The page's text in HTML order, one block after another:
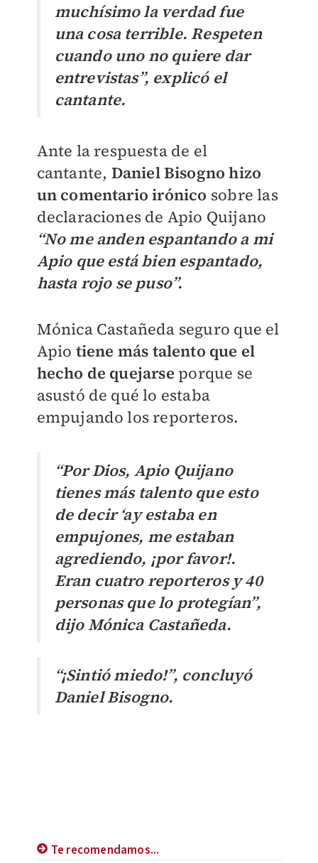
muchísimo la verdad fue
una cosa terrible. Respeten
cuando uno no quiere dar
entrevistas”, explicó el
cantante.
Ante la respuesta de el
cantante, Daniel Bisogno hizo
un comentario irónico sobre las
declaraciones de Apio Quijano
“No me anden espantando a mi
Apio que está bien espantado,
hasta rojo se puso”.
Mónica Castañeda seguro que el
Apio tiene más talento que el
hecho de quejarse porque se
asustó de qué lo estaba
empujando los reporteros.
“Por Dios, Apio Quijano
tienes más talento que esto
de decir ‘ay estaba en
empujones, me estaban
agrediendo, ¡por favor!.
Eran cuatro reporteros y 40
personas que lo protegían”,
dijo Mónica Castañeda.
“¡Sintió miedo!”, concluyó
Daniel Bisogno.
Te recomendamos...